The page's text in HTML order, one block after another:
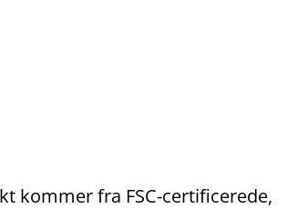
kommer fra FSC‑certificerede,